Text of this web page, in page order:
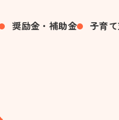
奨励金・補助金 子育